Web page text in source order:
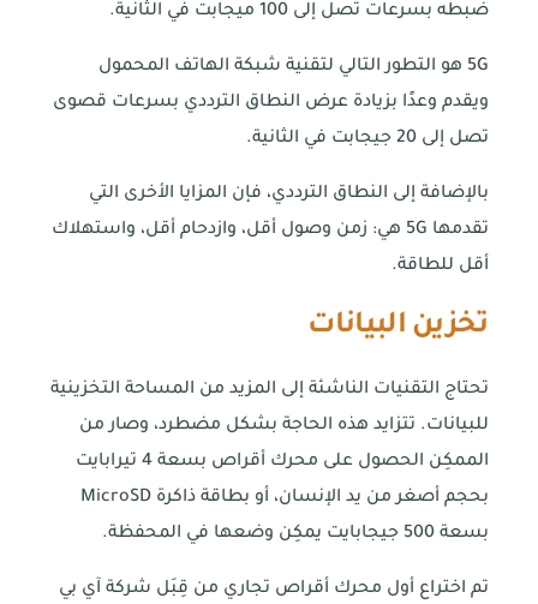
ضبطه بسرعات تصل إلى 100 ميجابت في الثانية.
5G هو التطور التالي لتقنية شبكة الهاتف المحمول
ويقدم وعدًا بزيادة عرض النطاق الترددي بسرعات قصوى
تصل إلى 20 جيجابت في الثانية.
بالإضافة إلى النطاق الترددي، فإن المزايا الأخرى التي
تقدمها 5G هي: زمن وصول أقل، وازدحام أقل، واستهلاك
أقل للطاقة.
تخزين البيانات
تحتاج التقنيات الناشئة إلى المزيد من المساحة التخزينية
للبيانات. تتزايد هذه الحاجة بشكل مضطرد، وصار من
الممكِن الحصول على محرك أقراص بسعة 4 تيرابايت
بحجم أصغر من يد الإنسان، أو بطاقة ذاكرة MicroSD
بسعة 500 جيجابايت يمكِن وضعها في المحفظة.
تم اختراع أول محرك أقراص تجاري من قِبَل شركة آي بي